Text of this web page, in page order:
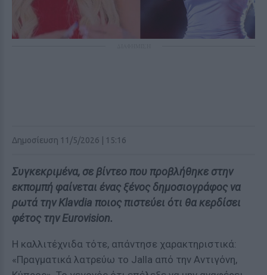
Δημοσίευση 11/5/2026 | 15:16
Συγκεκριμένα, σε βίντεο που προβλήθηκε στην
εκπομπή φαίνεται ένας ξένος δημοσιογράφος να
ρωτά την Klavdia ποιος πιστεύει ότι θα κερδίσει
φέτος την Eurovision.
Η καλλιτέχνιδα τότε, απάντησε χαρακτηριστικά:
«Πραγματικά λατρεύω το Jalla από την Αντιγόνη,